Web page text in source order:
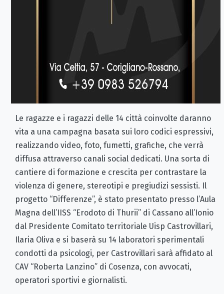
Le ragazze e i ragazzi delle 14 città coinvolte daranno
vita a una campagna basata sui loro codici espressivi,
realizzando video, foto, fumetti, grafiche, che verrà
diffusa attraverso canali social dedicati. Una sorta di
cantiere di formazione e crescita per contrastare la
violenza di genere, stereotipi e pregiudizi sessisti. Il
progetto “Differenze”, è stato presentato presso l’Aula
Magna dell’IISS “Erodoto di Thurii” di Cassano all’Ionio
dal Presidente Comitato territoriale Uisp Castrovillari,
Ilaria Oliva e si baserà su 14 laboratori sperimentali
condotti da psicologi, per Castrovillari sarà affidato al
CAV “Roberta Lanzino” di Cosenza, con avvocati,
operatori sportivi e giornalisti.